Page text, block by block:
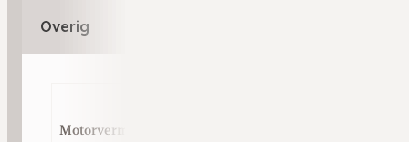
Overig
Motorvermogen